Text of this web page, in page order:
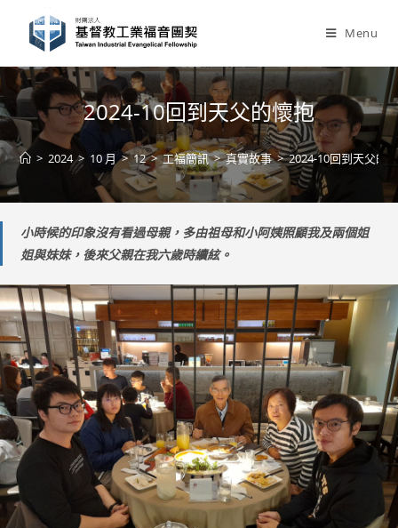
content
Menu
2024-10回到天父的懷抱
> 2024 > 10 月 > 12 > 工福簡訊 > 真實故事 > 2024-10回到天父的
小時候的印象沒有看過母親，多由祖母和小阿姨照顧我及兩個姐
姐與妹妹，後來父親在我六歲時續絃。